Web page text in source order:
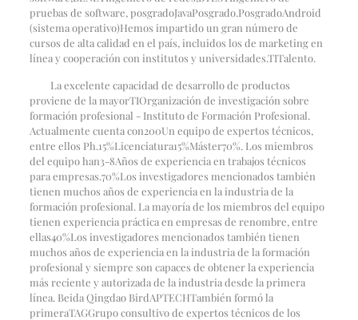
pruebas de software, posgradoJavaPosgrado.PosgradoAndroid
(sistema operativo)Hemos impartido un gran número de
cursos de alta calidad en el país, incluidos los de marketing en
línea y cooperación con institutos y universidades.TITalento.
La excelente capacidad de desarrollo de productos
proviene de la mayorTIOrganización de investigación sobre
formación profesional - Instituto de Formación Profesional.
Actualmente cuenta con200Un equipo de expertos técnicos,
entre ellos Ph.15%Licenciatura15%Máster70%. Los miembros
del equipo han3-8Años de experiencia en trabajos técnicos
para empresas.70%Los investigadores mencionados también
tienen muchos años de experiencia en la industria de la
formación profesional. La mayoría de los miembros del equipo
tienen experiencia práctica en empresas de renombre, entre
ellas40%Los investigadores mencionados también tienen
muchos años de experiencia en la industria de la formación
profesional y siempre son capaces de obtener la experiencia
más reciente y autorizada de la industria desde la primera
línea. Beida Qingdao BirdAPTECHTambién formó la
primeraTAGGrupo consultivo de expertos técnicos de los